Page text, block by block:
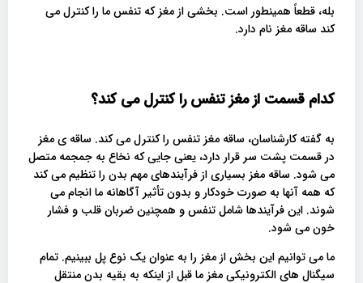
بله، قطعاً همینطور است. بخشی از مغز که تنفس ما را کنترل می
کند ساقه مغز نام دارد.
کدام قسمت از مغز تنفس را کنترل می کند؟
به گفته کارشناسان، ساقه مغز تنفس را کنترل می کند. ساقه ی مغز
در قسمت پشت سر قرار دارد، یعنی جایی که نخاع به جمجمه متصل
می شود. ساقه مغز بسیاری از فرآیندهای مهم بدن را تنظیم می کند
که همه آنها به صورت خودکار و بدون تأثیر آگاهانه ما انجام می
شوند. این فرآیندها شامل تنفس و همچنین ضربان قلب و فشار
خون می شود.
ما می توانیم این بخش از مغز را به عنوان یک نوع پل ببینیم. تمام
سیگنال های الکترونیکی مغز ما قبل از اینکه به بقیه بدن منتقل